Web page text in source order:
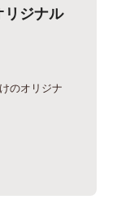
ジナル
のオリジナ